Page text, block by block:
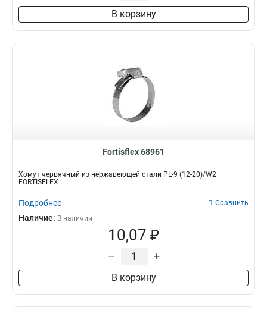
В корзину
Fortisflex 68961
Хомут червячный из нержавеющей стали PL-9 (12-20)/W2
FORTISFLEX
Подробнее Сравнить
Наличие: В наличии
10,07 ₽
– +
В корзину